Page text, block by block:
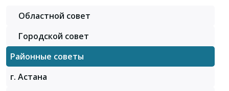
Областной совет
Городской совет
Районные советы
г. Астана